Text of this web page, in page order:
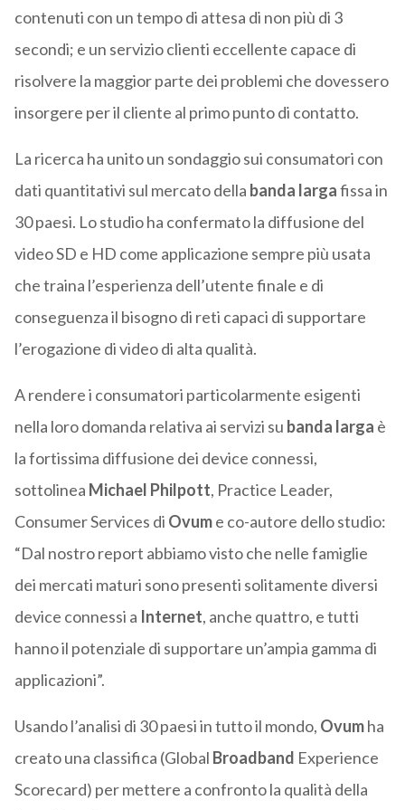
contenuti con un tempo di attesa di non più di 3
secondi; e un servizio clienti eccellente capace di
risolvere la maggior parte dei problemi che dovessero
insorgere per il cliente al primo punto di contatto.
La ricerca ha unito un sondaggio sui consumatori con
dati quantitativi sul mercato della banda largafissa in
30 paesi. Lo studio ha confermato la diffusione del
video SD e HD come applicazione sempre più usata
che traina l’esperienza dell’utente finale e di
conseguenza il bisogno di reti capaci di supportare
l’erogazione di video di alta qualità.
A rendere i consumatori particolarmente esigenti
nella loro domanda relativa ai servizi su banda larga è
la fortissima diffusione dei device connessi,
sottolinea Michael Philpott, Practice Leader,
Consumer Services di Ovume co-autore dello studio:
“Dal nostro report abbiamo visto che nelle famiglie
dei mercati maturi sono presenti solitamente diversi
device connessi a Internet, anche quattro, e tutti
hanno il potenziale di supportare un’ampia gamma di
applicazioni”.
Usando l’analisi di 30 paesi in tutto il mondo, Ovumha
creato una classifica (Global Broadband Experience
Scorecard) per mettere a confronto la qualità della